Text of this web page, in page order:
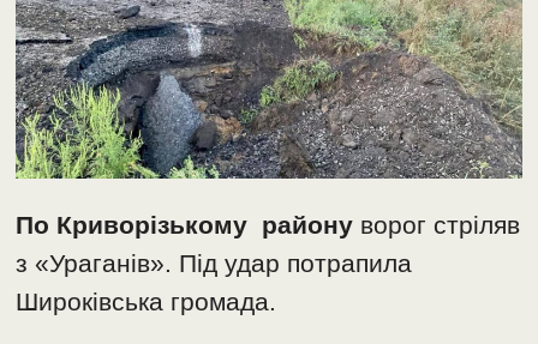
По Криворізькому району ворог стріляв
з «Ураганів». Під удар потрапила
Широківська громада.